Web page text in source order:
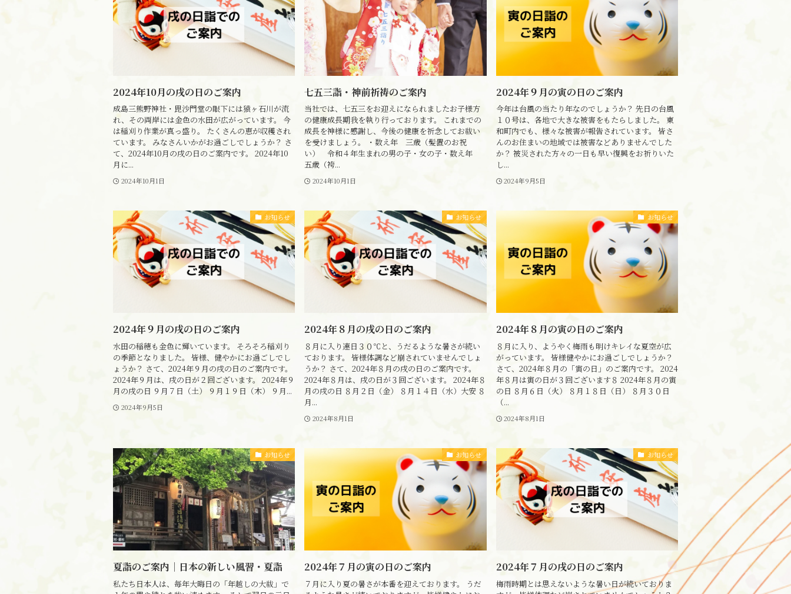
2024年10月の戌の日のご案内
成島三熊野神社・毘沙門堂の眼下には猿ヶ石川が流
れ、その両岸には金色の水田が広がっています。 今
は稲刈り作業が真っ盛り。 たくさんの恵が収穫され
ています。 みなさんいかがお過ごしでしょうか？ さ
て、2024年10月の戌の日のご案内です。 2024年10
月に...
2024年10月1日
七五三詣・神前祈祷のご案内
当社では、七五三をお迎えになられましたお子様方
の健康成長期我を執り行っております。 これまでの
成長を神様に感謝し、今後の健康を祈念してお祓い
を受けましょう。 ・数え年 三歳（髪置のお祝
い） 令和４年生まれの男の子・女の子・数え年
五歳（袴...
2024年10月1日
2024年９月の寅の日のご案内
今年は台風の当たり年なのでしょうか？ 先日の台風
１０号は、各地で大きな被害をもたらしました。 東
和町内でも、様々な被害が報告されています。 皆さ
んのお住まいの地域では被害などありませんでした
か？ 被災された方々の一日も早い復興をお祈りいた
し...
2024年9月5日
お知らせ
2024年９月の戌の日のご案内
水田の稲穂も金色に輝いています。 そろそろ稲刈り
の季節となりました。 皆様、健やかにお過ごしでし
ょうか？ さて、2024年９月の戌の日のご案内です。
2024年９月は、戌の日が２回ございます。 2024年９
月の戌の日 ９月７日（土） ９月１９日（木） ９月...
2024年9月5日
お知らせ
2024年８月の戌の日のご案内
８月に入り連日３０℃と、うだるような暑さが続い
ております。 皆様体調など崩されていませんでしょ
うか？ さて、2024年８月の戌の日のご案内です。
2024年８月は、戌の日が３回ございます。 2024年８
月の戌の日 ８月２日（金） ８月１４日（水）大安 ８
月...
2024年8月1日
お知らせ
2024年８月の寅の日のご案内
８月に入り、ようやく梅雨も明けキレイな夏空が広
がっています。 皆様健やかにお過ごしでしょうか？
さて、2024年８月の「寅の日」のご案内です。 2024
年８月は寅の日が３回ございます８ 2024年８月の寅
の日 ８月６日（火） ８月１８日（日） ８月３０日
（...
2024年8月1日
お知らせ
夏詣のご案内｜日本の新しい風習・夏詣
私たち日本人は、毎年大晦日の「年越しの大祓」で
お知らせ
2024年７月の寅の日のご案内
７月に入り夏の暑さが本番を迎えております。 うだ
お知らせ
2024年７月の戌の日のご案内
梅雨時期とは思えないような暑い日が続いておりま